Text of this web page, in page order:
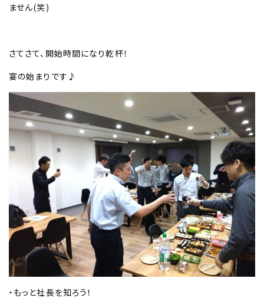
ません(笑)
さてさて、開始時間になり乾杯！
宴の始まりです♪
・もっと社長を知ろう！